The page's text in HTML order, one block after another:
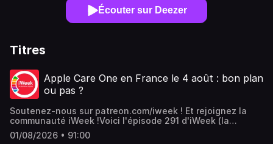
Écouter sur Deezer
Titres
Apple Care One en France le 4 août : bon plan
ou pas ?
Soutenez-nous sur patreon.com/iweek ! Et rejoignez la
communauté iWeek !Voici l'épisode 291 d'iWeek (la
semaine Apple) : le dernier de la saison 6 !Apple Care One
en France le 4 août : bon plan ou pas ?Enregistré le mardi
01/08/2026 • 91:00